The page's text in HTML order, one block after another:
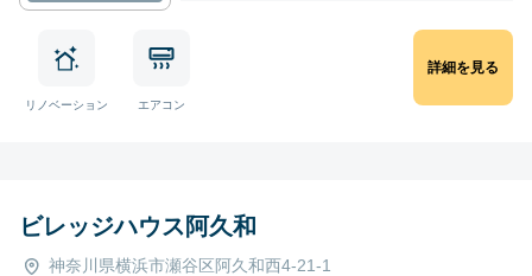
リノベーション エアコン
詳細を見る
ビレッジハウス阿久和
神奈川県横浜市瀬谷区阿久和西4-21-1